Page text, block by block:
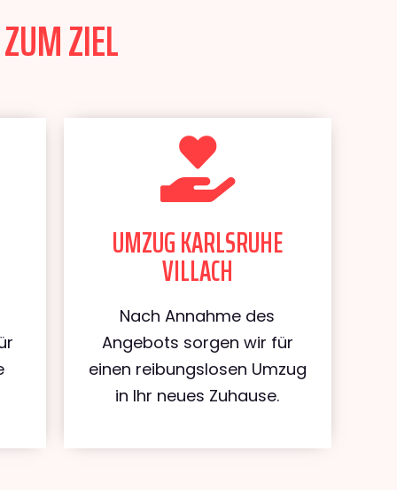
ZIEL
UMZUG KARLSRUHE
VILLACH
Nach Annahme des
Angebots sorgen wir für
einen reibungslosen Umzug
in Ihr neues Zuhause.